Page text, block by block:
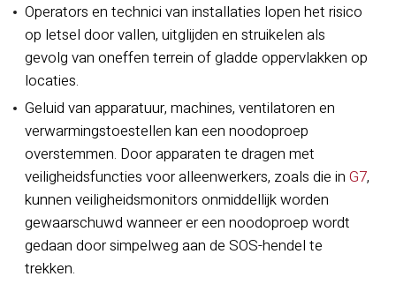
Operators en technici van installaties lopen het risico
op letsel door vallen, uitglijden en struikelen als
gevolg van oneffen terrein of gladde oppervlakken op
locaties.
Geluid van apparatuur, machines, ventilatoren en
verwarmingstoestellen kan een noodoproep
overstemmen. Door apparaten te dragen met
veiligheidsfuncties voor alleenwerkers, zoals die in G7,
kunnen veiligheidsmonitors onmiddellijk worden
gewaarschuwd wanneer er een noodoproep wordt
gedaan door simpelweg aan de SOS-hendel te
trekken.